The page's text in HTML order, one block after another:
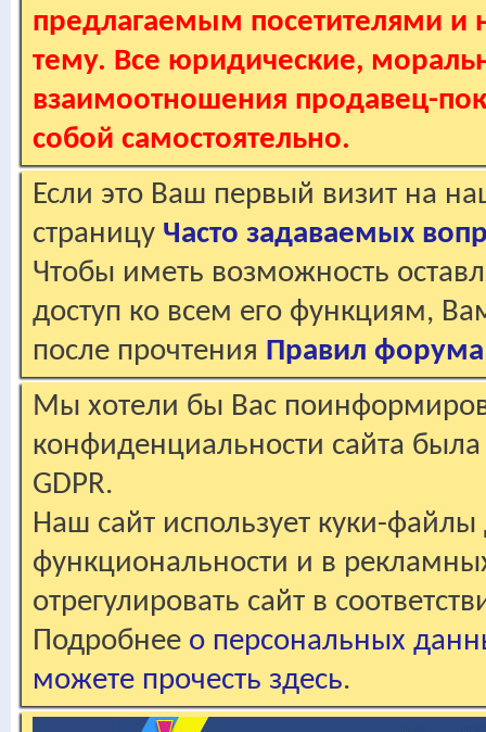
предлагаемым посетителями и
тему. Все юридические,
взаимоотношения продавец-
собой самостоятельно.
Если это Ваш первый визит на
страницу Часто задаваемых
Чтобы иметь возможность
доступ ко всем его функциям,
после прочтения Правил форума
Мы хотели бы Вас
конфиденциальности сайта
GDPR.
Наш сайт использует куки-файлы
функциональности и в
отрегулировать сайт в
Подробнее о персональных
можете прочесть здесь.